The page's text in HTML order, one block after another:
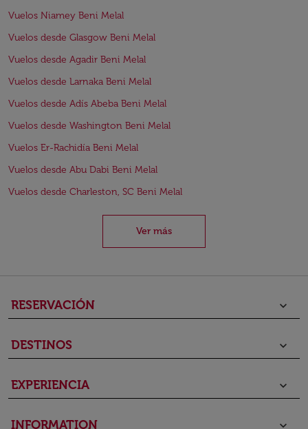
Vuelos Niamey Beni Melal
Vuelos desde Glasgow Beni Melal
Vuelos desde Agadir Beni Melal
Vuelos desde Larnaka Beni Melal
Vuelos desde Adís Abeba Beni Melal
Vuelos desde Washington Beni Melal
Vuelos Er-Rachidía Beni Melal
Vuelos desde Abu Dabi Beni Melal
Vuelos desde Charleston, SC Beni Melal
Ver más
RESERVACIÓN keyboard_arrow_down
DESTINOS keyboard_arrow_down
EXPERIENCIA keyboard_arrow_down
INFORMATION keyboard_arrow_down